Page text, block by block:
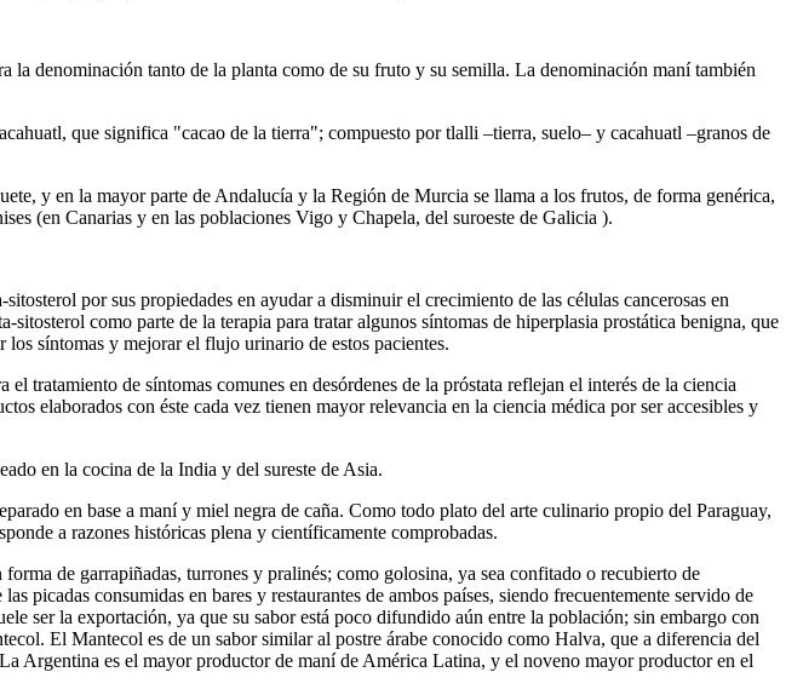
la denominación tanto de la planta como de su fruto y su semilla. La denominación maní también
que significa "cacao de la tierra"; compuesto por tlalli –tierra, suelo– y cacahuatl –granos de
y en la mayor parte de Andalucía y la Región de Murcia se llama a los frutos, de forma genérica,
(en Canarias y en las poblaciones Vigo y Chapela, del suroeste de Galicia ).
por sus propiedades en ayudar a disminuir el crecimiento de las células cancerosas en
como parte de la terapia para tratar algunos síntomas de hiperplasia prostática benigna, que
los síntomas y mejorar el flujo urinario de estos pacientes.
tratamiento de síntomas comunes en desórdenes de la próstata reflejan el interés de la ciencia
elaborados con éste cada vez tienen mayor relevancia en la ciencia médica por ser accesibles y
en la cocina de la India y del sureste de Asia.
en base a maní y miel negra de caña. Como todo plato del arte culinario propio del Paraguay,
a razones históricas plena y científicamente comprobadas.
de garrapiñadas, turrones y pralinés; como golosina, ya sea confitado o recubierto de
picadas consumidas en bares y restaurantes de ambos países, siendo frecuentemente servido de
ser la exportación, ya que su sabor está poco difundido aún entre la población; sin embargo con
El Mantecol es de un sabor similar al postre árabe conocido como Halva, que a diferencia del
Argentina es el mayor productor de maní de América Latina, y el noveno mayor productor en el